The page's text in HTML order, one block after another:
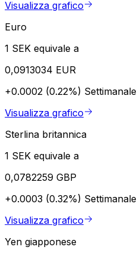
Visualizza grafico
Euro
1 SEK equivale a
0,0913034 EUR
+0.0002 (0.22%) Settimanale
Visualizza grafico
Sterlina britannica
1 SEK equivale a
0,0782259 GBP
+0.0003 (0.32%) Settimanale
Visualizza grafico
Yen giapponese